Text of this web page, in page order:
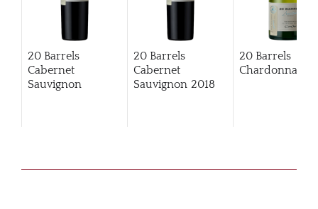
20 Barrels
Cabernet
Sauvignon
20 Barrels
Cabernet
Sauvignon 2018
20 Barrels
Chardonnay